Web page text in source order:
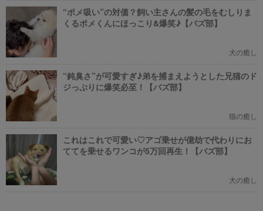
“ポメ吸い”の対価？飼い主さんの髪の毛をむしりま
くるポメくんにほっこり&爆笑♪【バズ部】
犬の癒し
“鈍臭さ”が可愛すぎ♪弟を捕まえようとした兄猫のド
ジっぷりに爆笑必至！【バズ部】
猫の癒し
これはこれで可愛い♡アゴ乗せが億劫で代わりにお
ててを乗せるワンコが5万回再生！【バズ部】
犬の癒し